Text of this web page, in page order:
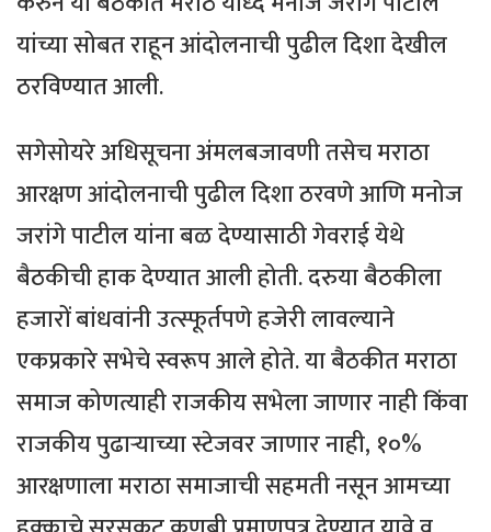
यांच्या सोबत राहून आंदोलनाची पुढील दिशा देखील
ठरविण्यात आली.
सगेसोयरे अधिसूचना अंमलबजावणी तसेच मराठा
आरक्षण आंदोलनाची पुढील दिशा ठरवणे आणि मनोज
जरांगे पाटील यांना बळ देण्यासाठी गेवराई येथे
बैठकीची हाक देण्यात आली होती. दरुया बैठकीला
हजारों बांधवांनी उत्स्फूर्तपणे हजेरी लावल्याने
एकप्रकारे सभेचे स्वरूप आले होते. या बैठकीत मराठा
समाज कोणत्याही राजकीय सभेला जाणार नाही किंवा
राजकीय पुढाऱ्याच्या स्टेजवर जाणार नाही, १०%
आरक्षणाला मराठा समाजाची सहमती नसून आमच्या